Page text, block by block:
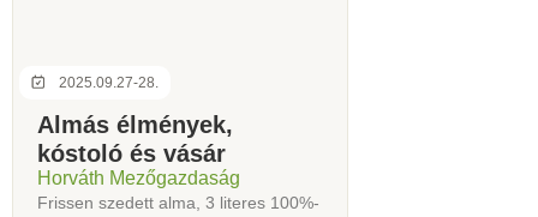
2025.09.27-28.
Almás élmények,
kóstoló és vásár
Horváth Mezőgazdaság
Frissen szedett alma, 3 literes 100%-